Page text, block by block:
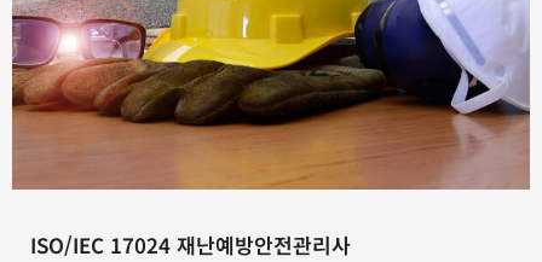
ISO/IEC 17024 재난예방안전관리사